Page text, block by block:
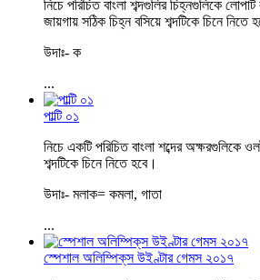
নিচে পরিচিত বাংলা শব্দগুলির চিহ্নগুলিকে
জায়গায় সঠিক চিহ্ন বসিয়ে শব্দটিকে চিনে নিতে
উদাঃ- ক
...
পাল্টি ০১
নিচে একটি পরিচিত বাংলা শব্দের অক্ষরগুলিকে
শব্দটিকে চিনে নিতে হবে।
উদাঃ- মলাক= কমলা, গাতা
...
স্পেশাল অলিম্পিক্‌স উইণ্টার গেমস ২০১৭